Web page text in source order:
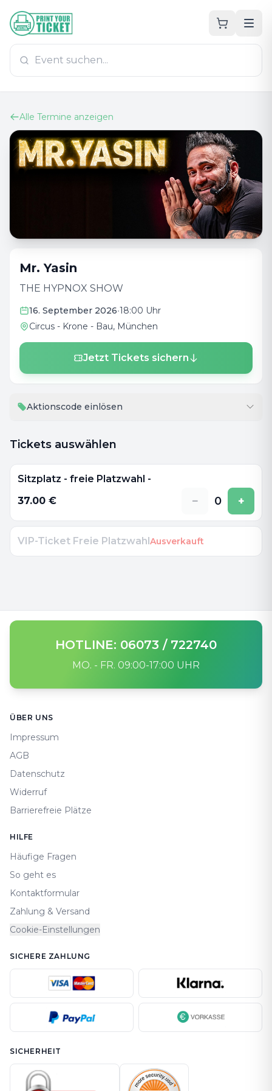
Zum Hauptinhalt
PrintYourTicket
Alle Termine anzeigen
Mr. Yasin
THE HYPNOX SHOW
16. September 2026•18:00 Uhr
Circus - Krone - Bau, München
Jetzt Tickets sichern
Aktionscode einlösen
Tickets auswählen
Sitzplatz - freie Platzwahl -
37.00 € − 0 +
VIP-Ticket Freie PlatzwahlAusverkauft
HOTLINE: 06073 / 722740
MO. - FR. 09:00-17:00 UHR
ÜBER UNS
Impressum
AGB
Datenschutz
Widerruf
Barrierefreie Plätze
HILFE
Häufige Fragen
So geht es
Kontaktformular
Zahlung & Versand
Cookie-Einstellungen
SICHERE ZAHLUNG
SICHERHEIT